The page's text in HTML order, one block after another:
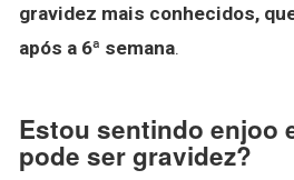
gravidez mais conhecidos,
após a 6ª semana.
Estou sentindo enjoo
pode ser gravidez?